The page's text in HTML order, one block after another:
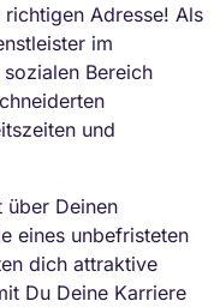
Adresse! Als
im
Bereich
und
über Deinen
eines unbefristeten
dich attraktive
Du Deine Karriere